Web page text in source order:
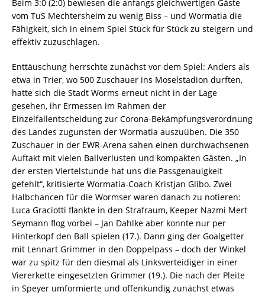
Beim 3:0 (2:0) bewiesen die anfangs gleichwertigen Gäste
vom TuS Mechtersheim zu wenig Biss – und Wormatia die
Fähigkeit, sich in einem Spiel Stück für Stück zu steigern und
effektiv zuzuschlagen.
Enttäuschung herrschte zunächst vor dem Spiel: Anders als
etwa in Trier, wo 500 Zuschauer ins Moselstadion durften,
hatte sich die Stadt Worms erneut nicht in der Lage
gesehen, ihr Ermessen im Rahmen der
Einzelfallentscheidung zur Corona-Bekämpfungsverordnung
des Landes zugunsten der Wormatia auszuüben. Die 350
Zuschauer in der EWR-Arena sahen einen durchwachsenen
Auftakt mit vielen Ballverlusten und kompakten Gästen. „In
der ersten Viertelstunde hat uns die Passgenauigkeit
gefehlt“, kritisierte Wormatia-Coach Kristjan Glibo. Zwei
Halbchancen für die Wormser waren danach zu notieren:
Luca Graciotti flankte in den Strafraum, Keeper Nazmi Mert
Seymann flog vorbei – Jan Dahlke aber konnte nur per
Hinterkopf den Ball spielen (17.). Dann ging der Goalgetter
mit Lennart Grimmer in den Doppelpass – doch der Winkel
war zu spitz für den diesmal als Linksverteidiger in einer
Viererkette eingesetzten Grimmer (19.). Die nach der Pleite
in Speyer umformierte und offenkundig zunächst etwas